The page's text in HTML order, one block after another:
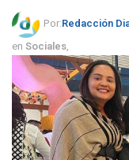
Por:Redacción
en Sociales,